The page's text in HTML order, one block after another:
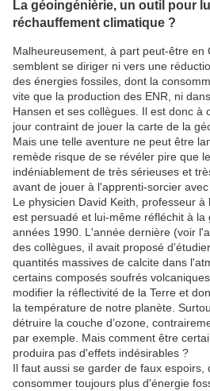
La géoingénièrie, un outil pour
réchauffement climatique ?
Malheureusement, à part peut-être en
semblent se diriger ni vers une
des énergies fossiles, dont la
vite que la production des ENR, ni
Hansen et ses collègues. Il est donc à
jour contraint de jouer la carte de la
Mais une telle aventure ne peut être
remède risque de se révéler pire que
indéniablement de très sérieuses et
avant de jouer à l'apprenti-sorcier
Le physicien David Keith, professeur
est persuadé et lui-même réfléchit à la
années 1990. L'année dernière (voir
des collègues, il avait proposé
quantités massives de calcite dans
certains composés soufrés
modifier la réflectivité de la Terre et
la température de notre planète.
détruire la couche d’ozone,
par exemple. Mais comment être
produira pas d'effets indésirables ?
Il faut aussi se garder de faux espoirs,
consommer toujours plus d'énergie